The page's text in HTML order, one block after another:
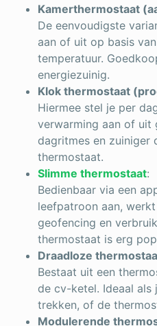
Kamerthermostaat
De eenvoudigste
aan of uit op basis
temperatuur.
energiezuinig.
Klok thermostaat
Hiermee stel je per
verwarming aan of uit
dagritmes en zuiniger
thermostaat.
Slimme thermostaat:
Bedienbaar via een
leefpatroon aan, werkt
geofencing en
thermostaat is erg
Draadloze
Bestaat uit een
de cv-ketel. Ideaal
trekken, of de
Modulerende